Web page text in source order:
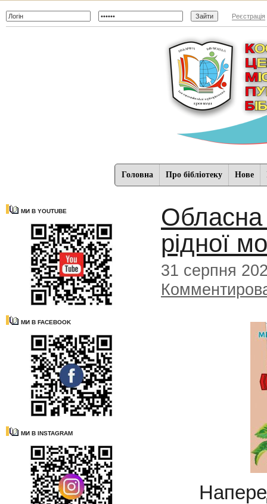
Реєстрація
Головна Про бібліотеку Нове
МИ В YOUTUBE
МИ В FACEBOOK
МИ В INSTAGRAM
Обласна
рідної
31 серпня